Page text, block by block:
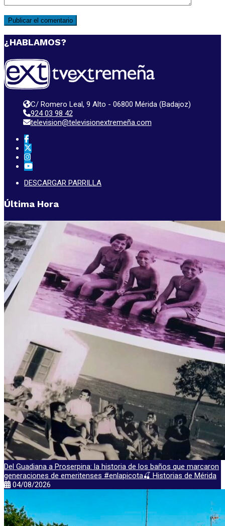
¿HABLAMOS?
C/ Romero Leal, 9 Alto - 06800 Mérida (Badajoz)
924 03 98 42
television@televisionextremeña.com
DESCARGAR PARRILLA
Última Hora
Del Guadiana a Proserpina: la historia de los baños que marcaron
generaciones de emeritenses #enlapicota🍒 Historias de Mérida
04/08/2026